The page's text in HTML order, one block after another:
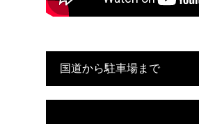
国道から駐車場まで